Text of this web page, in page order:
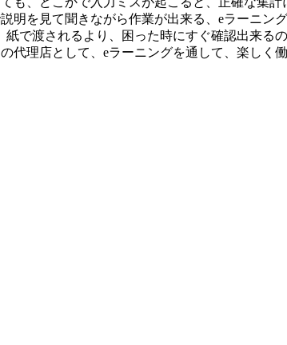
明を見て聞きながら作業が出来る、eラーニン
で渡されるより、困った時にすぐ確認出来る
理店として、eラーニングを通して、楽しく